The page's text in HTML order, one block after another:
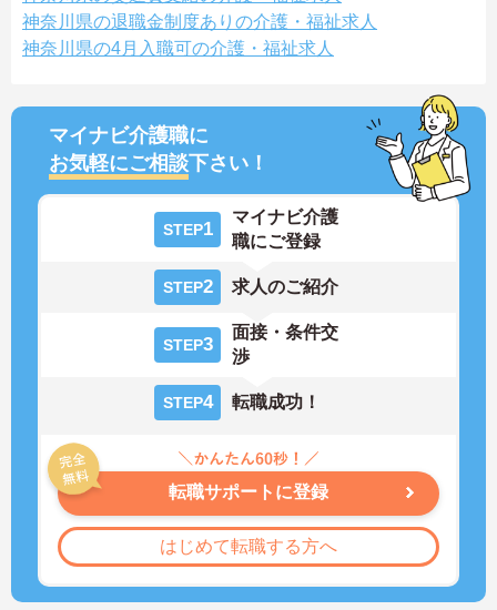
神奈川県の退職金制度ありの介護・福祉求人
神奈川県の4月入職可の介護・福祉求人
マイナビ介護職に
お気軽にご相談下さい！
STEP1
マイナビ介護
職にご登録
STEP2 求人のご紹介
STEP3
面接・条件交
渉
STEP4 転職成功！
転職サポートに登録
はじめて転職する方へ